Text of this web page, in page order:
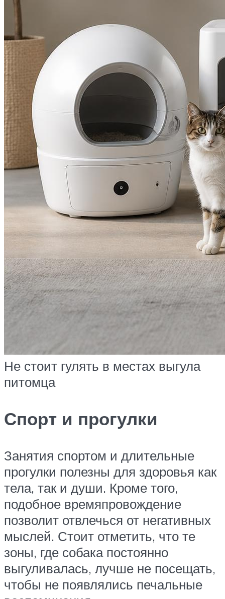
Не стоит гулять в местах выгула
питомца
Спорт и прогулки
Занятия спортом и длительные
прогулки полезны для здоровья как
тела, так и души. Кроме того,
подобное времяпровождение
позволит отвлечься от негативных
мыслей. Стоит отметить, что те
зоны, где собака постоянно
выгуливалась, лучше не посещать,
чтобы не появлялись печальные